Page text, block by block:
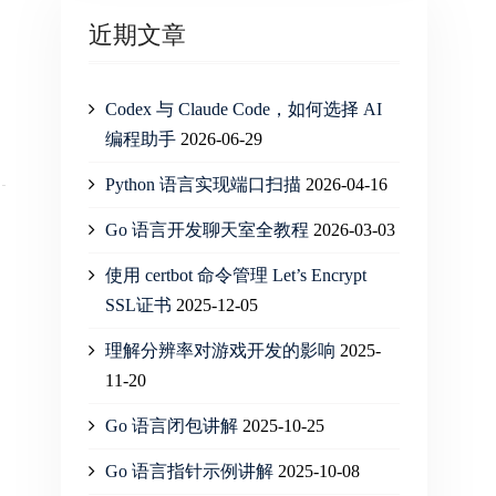
近期文章
Codex 与 Claude Code，如何选择 AI
编程助手 2026-06-29
Python 语言实现端口扫描 2026-04-16
Go 语言开发聊天室全教程 2026-03-03
使用 certbot 命令管理 Let’s Encrypt
SSL证书 2025-12-05
理解分辨率对游戏开发的影响 2025-
11-20
Go 语言闭包讲解 2025-10-25
Go 语言指针示例讲解 2025-10-08